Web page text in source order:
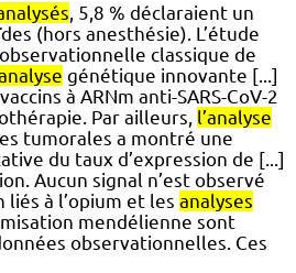
, 5,8 % déclaraient un
(hors anesthésie). L’étude
observationnelle classique de
génétique innovante [...]
à ARNm anti-SARS-CoV-2
Par ailleurs, l’analyse
tumorales a montré une
du taux d’expression de [...]
Aucun signal n’est observé
liés à l’opium et les analyses
mendélienne sont
observationnelles. Ces